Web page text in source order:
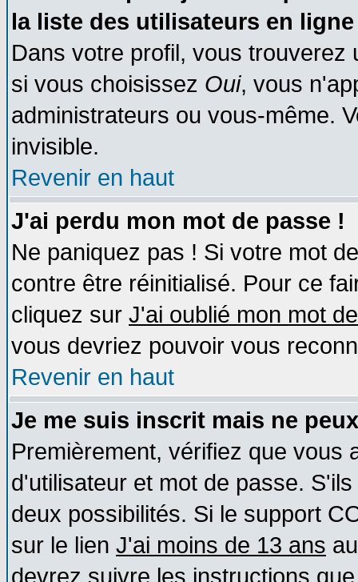
la liste des utilisateurs en
Dans votre profil, vous trouverez
si vous choisissez Oui, vous
administrateurs ou vous-même.
invisible.
Revenir en haut
J'ai perdu mon mot de passe !
Ne paniquez pas ! Si votre mot
contre être réinitialisé. Pour ce
cliquez sur J'ai oublié mon mot
vous devriez pouvoir vous
Revenir en haut
Je me suis inscrit mais ne
Premièrement, vérifiez que vous
d'utilisateur et mot de passe.
deux possibilités. Si le support
sur le lien J'ai moins de 13 ans
devrez suivre les instructions